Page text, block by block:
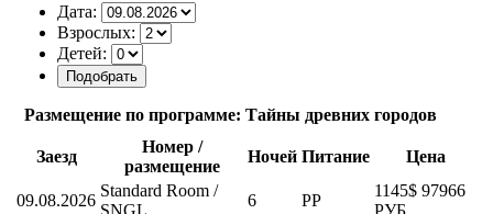
Дата:
Взрослых:
Детей:
Размещение по программе: Тайны древних городов
Заезд
Номер /
размещение
Ночей Питание Цена
09.08.2026
Standard Room /
SNGL
6 PP
1145$ 97966
РУБ.